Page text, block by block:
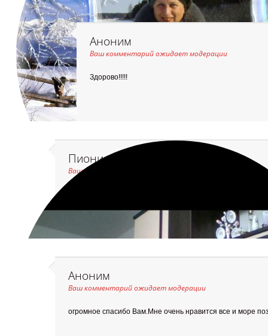
Аноним
Ваш комментарий ожидает модерации
Здорово!!!!!
Пиония Вишняк
Ваш комментарий ожидает модерации
Аноним
Ваш комментарий ожидает модерации
огромное спасибо Вам.Мне очень нравится все и море